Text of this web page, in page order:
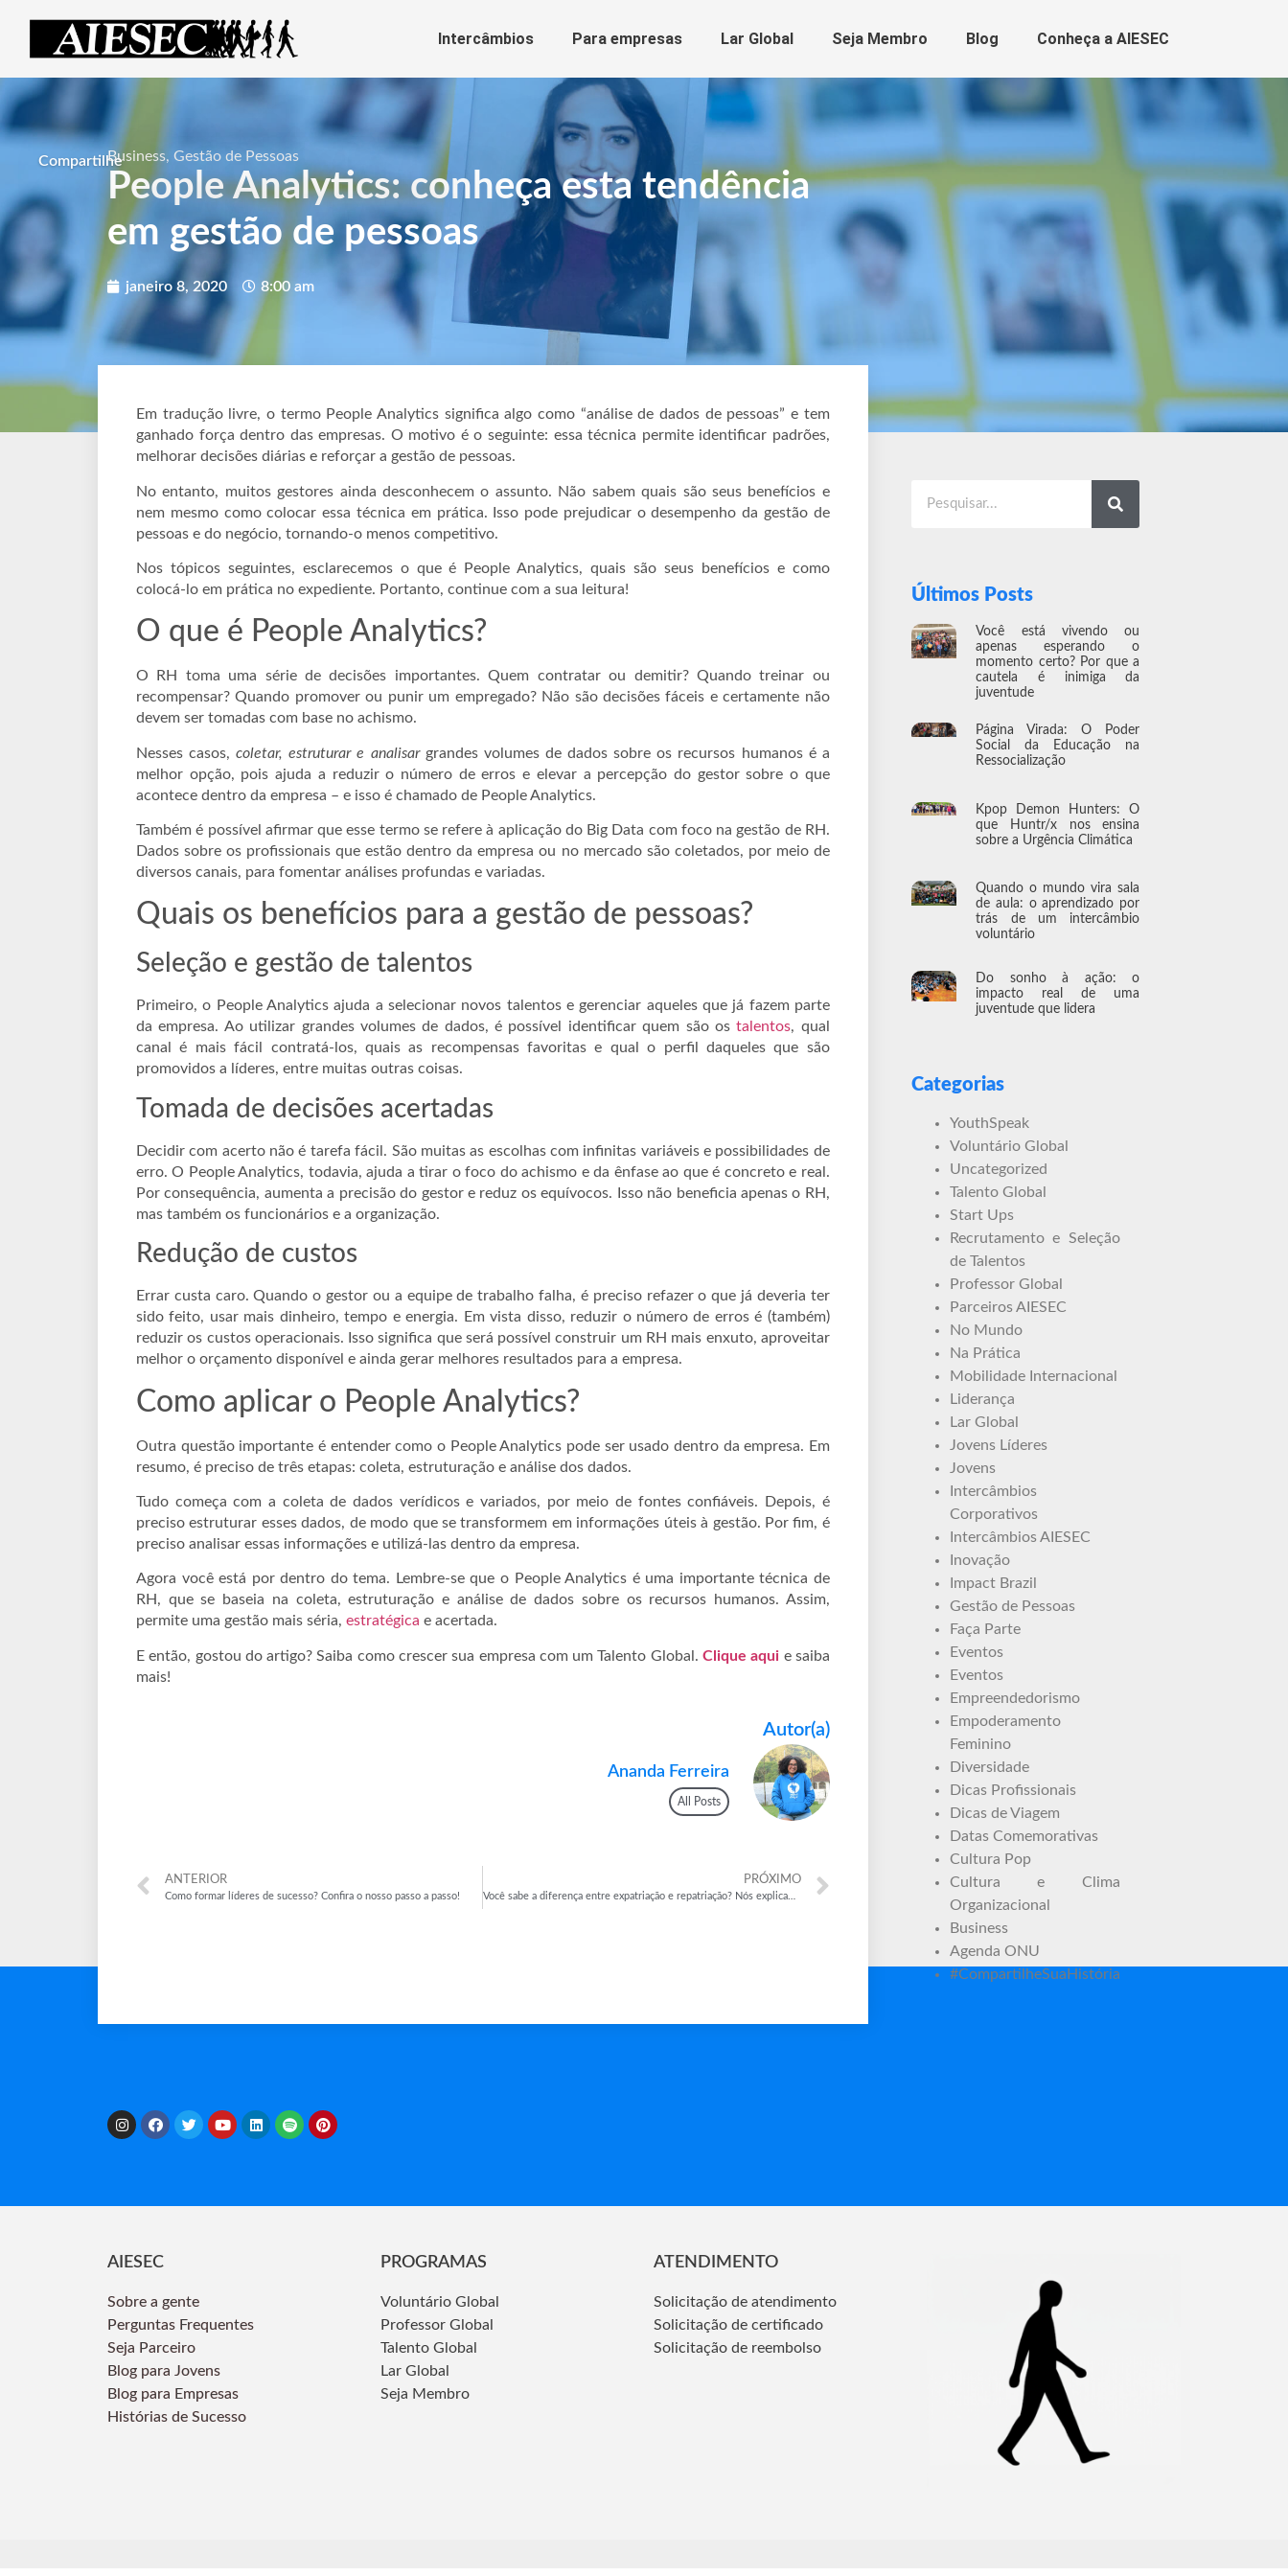
Intercâmbios Para empresas Lar Global Seja Membro Blog Conheça a AIESEC
Business, Gestão de Pessoas
People Analytics: conheça esta tendência
em gestão de pessoas
janeiro 8, 2020 8:00 am
Em tradução livre, o termo People Analytics significa algo como “análise de dados de pessoas” e tem
ganhado força dentro das empresas. O motivo é o seguinte: essa técnica permite identificar padrões,
melhorar decisões diárias e reforçar a gestão de pessoas.
No entanto, muitos gestores ainda desconhecem o assunto. Não sabem quais são seus benefícios e
nem mesmo como colocar essa técnica em prática. Isso pode prejudicar o desempenho da gestão de
pessoas e do negócio, tornando-o menos competitivo.
Nos tópicos seguintes, esclarecemos o que é People Analytics, quais são seus benefícios e como
colocá-lo em prática no expediente. Portanto, continue com a sua leitura!
O que é People Analytics?
O RH toma uma série de decisões importantes. Quem contratar ou demitir? Quando treinar ou
recompensar? Quando promover ou punir um empregado? Não são decisões fáceis e certamente não
devem ser tomadas com base no achismo.
Nesses casos,coletar, estruturar e analisargrandes volumes de dados sobre os recursos humanos é a
melhor opção, pois ajuda a reduzir o número de erros e elevar a percepção do gestor sobre o que
acontece dentro da empresa – e isso é chamado de People Analytics.
Também é possível afirmar que esse termo se refere à aplicação do Big Data com foco na gestão de RH.
Dados sobre os profissionais que estão dentro da empresa ou no mercado são coletados, por meio de
diversos canais, para fomentar análises profundas e variadas.
Quais os benefícios para a gestão de pessoas?
Seleção e gestão de talentos
Primeiro, o People Analytics ajuda a selecionar novos talentos e gerenciar aqueles que já fazem parte
da empresa. Ao utilizar grandes volumes de dados, é possível identificar quem são ostalentos, qual
canal é mais fácil contratá-los, quais as recompensas favoritas e qual o perfil daqueles que são
promovidos a líderes, entre muitas outras coisas.
Tomada de decisões acertadas
Decidir com acerto não é tarefa fácil. São muitas as escolhas com infinitas variáveis e possibilidades de
erro. O People Analytics, todavia, ajuda a tirar o foco do achismo e da ênfase ao que é concreto e real.
Por consequência, aumenta a precisão do gestor e reduz os equívocos. Isso não beneficia apenas o RH,
mas também os funcionários e a organização.
Redução de custos
Errar custa caro. Quando o gestor ou a equipe de trabalho falha, é preciso refazer o que já deveria ter
sido feito, usar mais dinheiro, tempo e energia. Em vista disso, reduzir o número de erros é (também)
reduzir os custos operacionais. Isso significa que será possível construir um RH mais enxuto, aproveitar
melhor o orçamento disponível e ainda gerar melhores resultados para a empresa.
Como aplicar o People Analytics?
Outra questão importante é entender como o People Analytics pode ser usado dentro da empresa. Em
resumo, é preciso de três etapas: coleta, estruturação e análise dos dados.
Tudo começa com a coleta de dados verídicos e variados, por meio de fontes confiáveis. Depois, é
preciso estruturar esses dados, de modo que se transformem em informações úteis à gestão. Por fim, é
preciso analisar essas informações e utilizá-las dentro da empresa.
Agora você está por dentro do tema. Lembre-se que o People Analytics é uma importante técnica de
RH, que se baseia na coleta, estruturação e análise de dados sobre os recursos humanos. Assim,
permite uma gestão mais séria, estratégica e acertada.
E então, gostou do artigo? Saiba como crescer sua empresa com um Talento Global. Clique aqui e saiba
mais!
Autor(a)
Ananda Ferreira
All Posts
ANTERIOR
Como formar líderes de sucesso? Confira o nosso passo a passo!
PRÓXIMO
Últimos Posts
Você está vivendo ou
apenas esperando o
momento certo? Por que a
cautela é inimiga da
juventude
Página Virada: O Poder
Social da Educação na
Ressocialização
Kpop Demon Hunters: O
que Huntr/x nos ensina
sobre a Urgência Climática
Quando o mundo vira sala
de aula: o aprendizado por
trás de um intercâmbio
voluntário
Do sonho à ação: o
impacto real de uma
juventude que lidera
Categorias
YouthSpeak
Voluntário Global
Uncategorized
Talento Global
Start Ups
Recrutamento e Seleção
de Talentos
Professor Global
Parceiros AIESEC
No Mundo
Na Prática
Mobilidade Internacional
Liderança
Lar Global
Jovens Líderes
Jovens
Intercâmbios
Corporativos
Intercâmbios AIESEC
Inovação
Impact Brazil
Gestão de Pessoas
Faça Parte
Eventos
Eventos
Empreendedorismo
Empoderamento
Feminino
Diversidade
Dicas Profissionais
Dicas de Viagem
Datas Comemorativas
Cultura Pop
Cultura e Clima
Organizacional
Business
Agenda ONU
#CompartilheSuaHistória
Compartilhe
AIESEC
Sobre a gente
Perguntas Frequentes
Seja Parceiro
Blog para Jovens
Blog para Empresas
Histórias de Sucesso
PROGRAMAS
Voluntário Global
Professor Global
Talento Global
Lar Global
Seja Membro
ATENDIMENTO
Solicitação de atendimento
Solicitação de certificado
Solicitação de reembolso